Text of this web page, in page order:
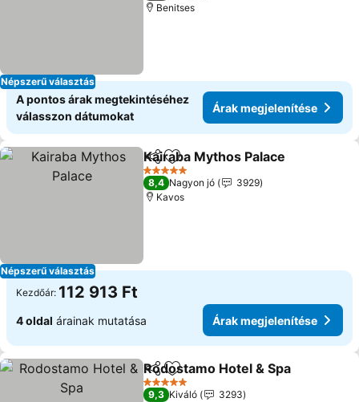
Népszerű választás
Benitses
A pontos árak megtekintéséhez
válasszon dátumokat
Árak megjelenítése
Népszerű választás
Megosztás
Hozzáadás a kedvencekhez
Kairaba Mythos Palace
5 Kategória
8,4 Nagyon jó
3929
Kavos
Kezdőár: 112 913 Ft
4 oldal árainak mutatása Árak megjelenítése
Megosztás
Hozzáadás a kedvencekhez
Rodostamo Hotel & Spa
5 Kategória
9,3 Kiváló
3293